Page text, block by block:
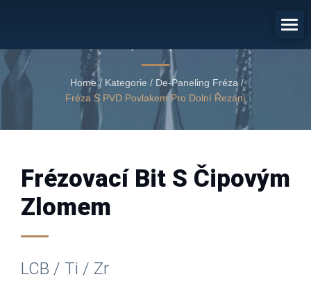
Řezání
Home / Kategorie / De-Paneling Fréza /
Fréza S PVD Povlakem Pro Dolní Řezání
Frézovací Bit S Čipovým
Zlomem
LCB / Ti / Zr